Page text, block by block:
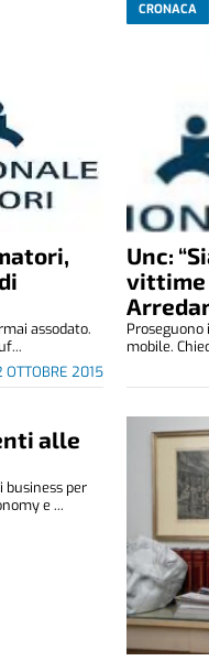
OTTOBRE 2015
assodato.
CRONACA
Unc:
vittime
mobile.
alle
business per
e ...